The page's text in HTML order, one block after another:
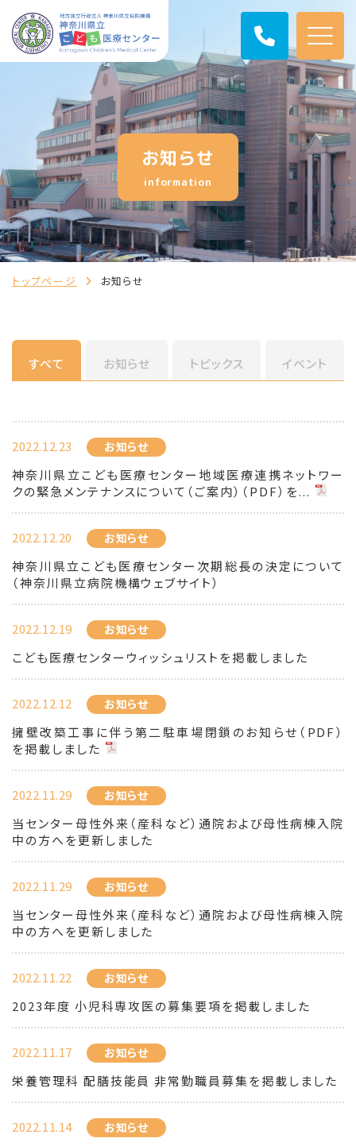
お知らせ
information
トップページ お知らせ
すべて お知らせ トピックス イベント
2022.12.23 お知らせ
神奈川県立こども医療センター地域医療連携ネットワー
クの緊急メンテナンスについて（ご案内）（PDF）を...
2022.12.20 お知らせ
神奈川県立こども医療センター次期総長の決定について
（神奈川県立病院機構ウェブサイト）
2022.12.19 お知らせ
こども医療センターウィッシュリストを掲載しました
2022.12.12 お知らせ
擁壁改築工事に伴う第二駐車場閉鎖のお知らせ（PDF）
を掲載しました
2022.11.29 お知らせ
当センター母性外来（産科など）通院および母性病棟入院
中の方へを更新しました
2022.11.29 お知らせ
当センター母性外来（産科など）通院および母性病棟入院
中の方へを更新しました
2022.11.22 お知らせ
2023年度 小児科専攻医の募集要項を掲載しました
2022.11.17 お知らせ
栄養管理科 配膳技能員 非常勤職員募集を掲載しました
2022.11.14 お知らせ